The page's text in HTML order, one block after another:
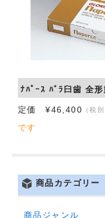
お問い合わせ
ﾅﾊﾟｰｽ ﾊﾞﾗ臼歯 全
定価 ¥46,400 （税別
です
商品カテゴリー
商品ジャンル